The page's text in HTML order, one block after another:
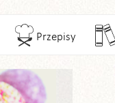
Przepisy